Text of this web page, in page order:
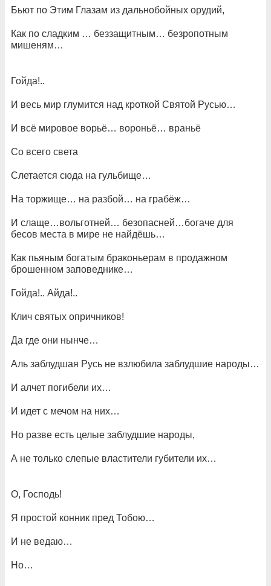
Бьют по Этим Глазам из дальнобойных орудий,
Как по сладким … беззащитным… безропотным
мишеням…
Гойда!..
И весь мир глумится над кроткой Святой Русью…
И всё мировое ворьё… вороньё… враньё
Со всего света
Слетается сюда на гульбище…
На торжище… на разбой… на грабёж…
И слаще…вольготней… безопасней…богаче для
бесов места в мире не найдёшь…
Как пьяным богатым браконьерам в продажном
брошенном заповеднике…
Гойда!.. Айда!..
Клич святых опричников!
Да где они нынче…
Аль заблудшая Русь не взлюбила заблудшие народы…
И алчет погибели их…
И идет с мечом на них…
Но разве есть целые заблудшие народы,
А не только слепые властители губители их…
О, Господь!
Я простой конник пред Тобою…
И не ведаю…
Но…